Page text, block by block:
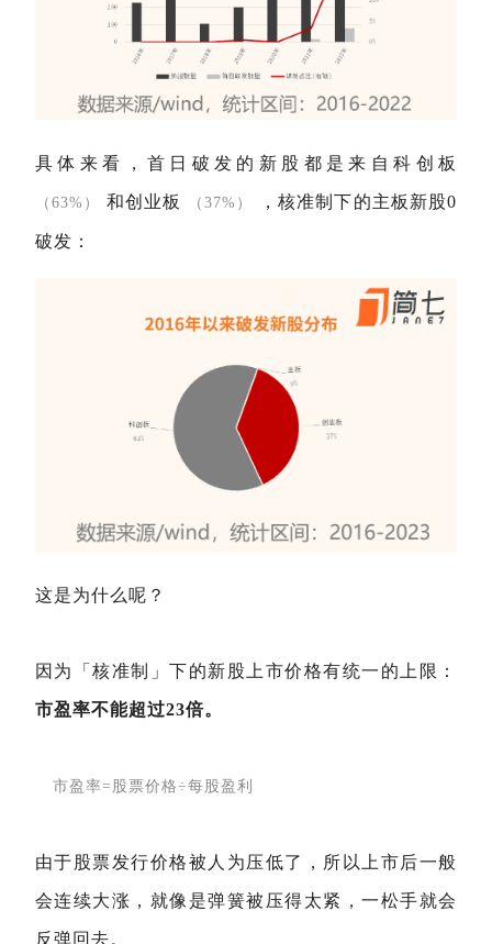
具体来看，首日破发的新股都是来自科创板
（63%） 和创业板 （37%） ，核准制下的主板新股0
破发：
这是为什么呢？
因为「核准制」下的新股上市价格有统一的上限：
市盈率不能超过23倍。
市盈率=股票价格÷每股盈利
由于股票发行价格被人为压低了，所以上市后一般
会连续大涨，就像是弹簧被压得太紧，一松手就会
反弹回去。